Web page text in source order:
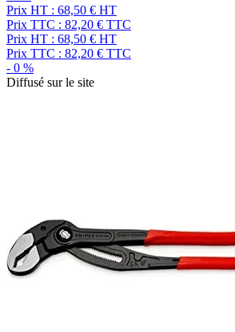
Prix HT : 68,50 € HT
Prix TTC : 82,20 € TTC
Prix HT : 68,50 € HT
Prix TTC : 82,20 € TTC
- 0 %
Diffusé sur le site